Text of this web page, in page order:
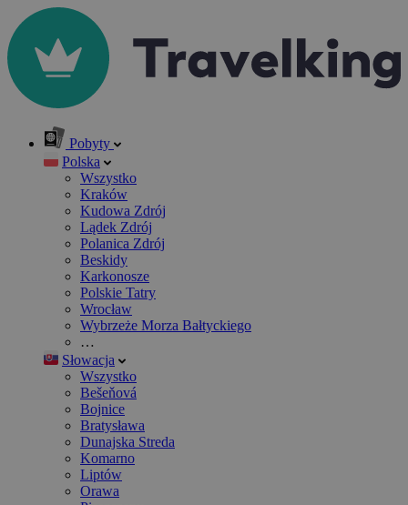
Pobyty
Polska
Wszystko
Kraków
Kudowa Zdrój
Lądek Zdrój
Polanica Zdrój
Beskidy
Karkonosze
Polskie Tatry
Wrocław
Wybrzeże Morza Bałtyckiego
…
Słowacja
Wszystko
Bešeňová
Bojnice
Bratysława
Dunajska Streda
Komarno
Liptów
Orawa